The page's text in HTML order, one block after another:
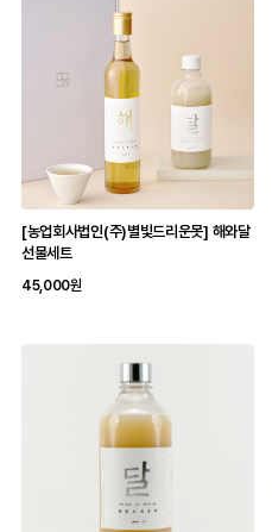
[농업회사법인(주)별빛드리운못] 해와달
선물세트
45,000원